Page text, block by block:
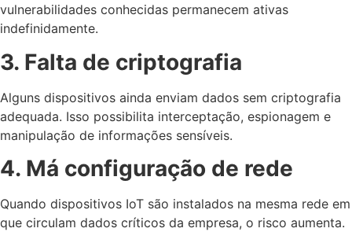
vulnerabilidades conhecidas permanecem ativas
indefinidamente.
3. Falta de criptografia
Alguns dispositivos ainda enviam dados sem criptografia
adequada. Isso possibilita interceptação, espionagem e
manipulação de informações sensíveis.
4. Má configuração de rede
Quando dispositivos IoT são instalados na mesma rede em
que circulam dados críticos da empresa, o risco aumenta.